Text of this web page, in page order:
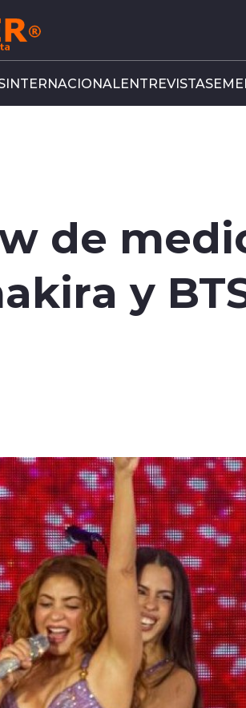
INTERNACIONALENTREVISTAS
de
y